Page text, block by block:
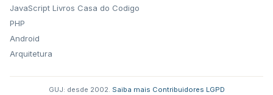
JavaScript
PHP
Android
Arquitetura
Livros Casa do Codigo
GUJ: desde 2002. Saiba mais Contribuidores LGPD